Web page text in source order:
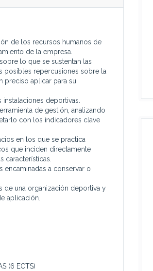
de los recursos humanos de
de la empresa.
lo que se sustentan las
posibles repercusiones sobre la
preciso aplicar para su
deportivas.
de gestión, analizando
con los indicadores clave
en los que se practica
que inciden directamente
a conservar o
una organización deportiva y
aplicación.
(6 ECTS)